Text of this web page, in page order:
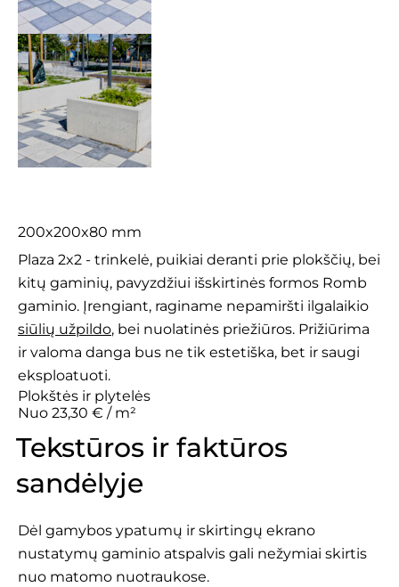
200x200x80 mm
Plaza 2x2 - trinkelė, puikiai deranti prie plokščių, bei
kitų gaminių, pavyzdžiui išskirtinės formos Romb
gaminio. Įrengiant, raginame nepamiršti ilgalaikio
siūlių užpildo, bei nuolatinės priežiūros. Prižiūrima
ir valoma danga bus ne tik estetiška, bet ir saugi
eksploatuoti.
Plokštės ir plytelės
Nuo 23,30 € / m²
Tekstūros ir faktūros
sandėlyje
Dėl gamybos ypatumų ir skirtingų ekrano
nustatymų gaminio atspalvis gali nežymiai skirtis
nuo matomo nuotraukose.